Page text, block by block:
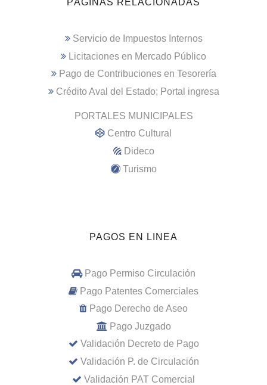
PÁGINAS RELACIONADAS
Servicio de Impuestos Internos
Licitaciones en Mercado Público
Pago de Contribuciones en Tesorería
Crédito Aval del Estado; Portal ingresa
PORTALES MUNICIPALES
Centro Cultural
Dideco
Turismo
PAGOS EN LINEA
Pago Permiso Circulación
Pago Patentes Comerciales
Pago Derecho de Aseo
Pago Juzgado
Validación Decreto de Pago
Validación P. de Circulación
Validación PAT Comercial